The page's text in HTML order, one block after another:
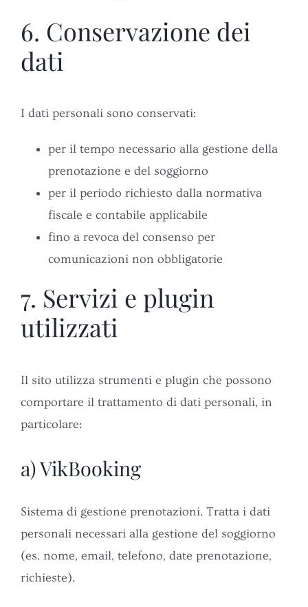
6. Conservazione dei
dati
I dati personali sono conservati:
per il tempo necessario alla gestione della
prenotazione e del soggiorno
per il periodo richiesto dalla normativa
fiscale e contabile applicabile
fino a revoca del consenso per
comunicazioni non obbligatorie
7. Servizi e plugin
utilizzati
Il sito utilizza strumenti e plugin che possono
comportare il trattamento di dati personali, in
particolare:
a) VikBooking
Sistema di gestione prenotazioni. Tratta i dati
personali necessari alla gestione del soggiorno
(es. nome, email, telefono, date prenotazione,
richieste).